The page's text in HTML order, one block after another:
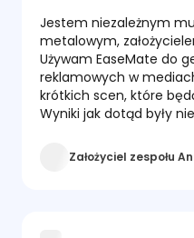
Jestem niezależnym
metalowym,
Używam EaseMate do
reklamowych w
krótkich scen, które
Wyniki jak dotąd były
Założyciel zespołu